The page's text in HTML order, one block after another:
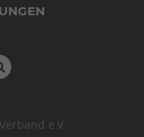
e.V.